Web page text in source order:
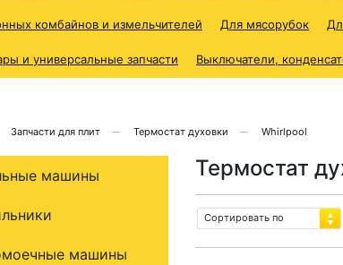
комбайнов и измельчителей Для мясорубок
и универсальные запчасти Выключатели,
Запчасти для плит Термостат духовки Whirlpool
Термостат
Сортировать по
машины
машины